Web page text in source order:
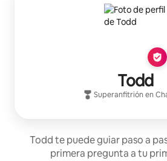
Todd
Superanfitrión en
Todd te puede guiar paso a
primera pregunta a tu